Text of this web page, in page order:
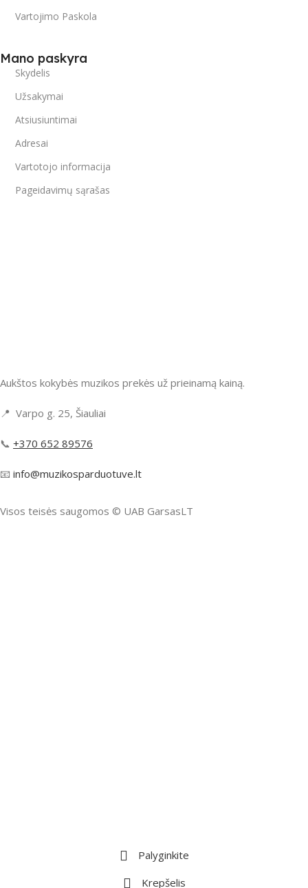
Vartojimo Paskola
Mano paskyra
Skydelis
Užsakymai
Atsiusiuntimai
Adresai
Vartotojo informacija
Pageidavimų sąrašas
Aukštos kokybės muzikos prekės už prieinamą kainą.
📍 Varpo g. 25, Šiauliai
📞 +370 652 89576
📧 info@muzikosparduotuve.lt
Visos teisės saugomos ©️ UAB GarsasLT
Palyginkite
Krepšelis